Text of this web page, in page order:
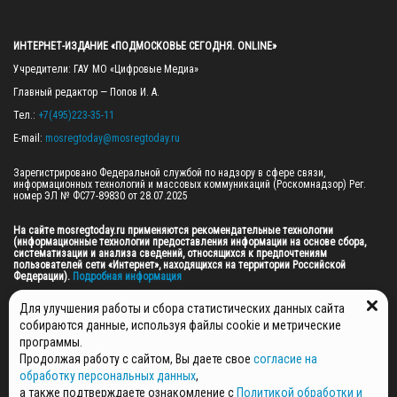
ИНТЕРНЕТ-ИЗДАНИЕ «ПОДМОСКОВЬЕ СЕГОДНЯ. ONLINE»
Учредители: ГАУ МО «Цифровые Медиа»
Главный редактор — Попов И. А.
Тел.: +7(495)223-35-11
E-mail: mosregtoday@mosregtoday.ru
Зарегистрировано Федеральной службой по надзору в сфере связи,
информационных технологий и массовых коммуникаций (Роскомнадзор) Рег.
номер ЭЛ № ФС77-89830 от 28.07.2025
На сайте mosregtoday.ru применяются рекомендательные технологии
(информационные технологии предоставления информации на основе сбора,
систематизации и анализа сведений, относящихся к предпочтениям
пользователей сети «Интернет», находящихся на территории Российской
Федерации). Подробная информация
© 2026 ПРАВА НА ВСЕ МАТЕРИАЛЫ САЙТА ПРИНАДЛЕЖАТ ГАУ МО "ЦИФРОВЫЕ
МЕДИА" (ОГРН: 1255000059467).
ПОЛИТИКА ОБРАБОТКИ И ЗАЩИТЫ ПЕРСОНАЛЬНЫХ ДАННЫХ
НОВОСТИ
Для улучшения работы и сбора статистических данных сайта
собираются данные, используя файлы cookie и метрические
программы.
Продолжая работу с сайтом, Вы даете свое согласие на
обработку персональных данных,
а также подтверждаете ознакомление с Политикой обработки и